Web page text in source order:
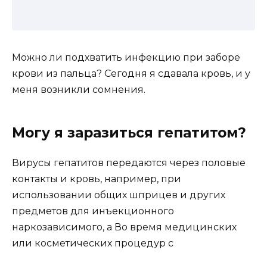
Можно ли подхватить инфекцию при заборе
крови из пальца? Сегодня я сдавала кровь, и у
меня возникли сомнения.
Могу я заразиться гепатитом?
Вирусы гепатитов передаются через половые
контакты и кровь, например, при
использовании общих шприцев и других
предметов для инъекционного
наркозависимого, а Во время медицинских
или косметических процедур с